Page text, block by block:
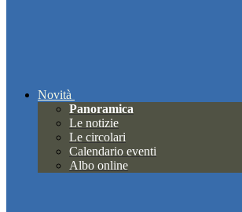
Novità
Panoramica
Le notizie
Le circolari
Calendario eventi
Albo online